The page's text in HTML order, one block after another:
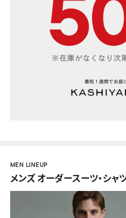
MEN LINEUP
メンズ オーダースーツ・シャ